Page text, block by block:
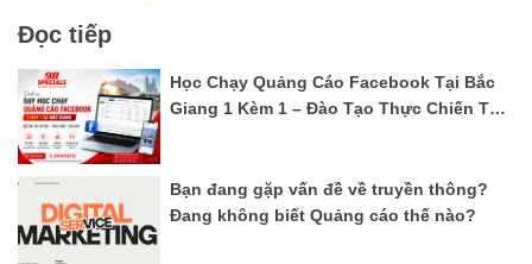
Đọc tiếp
Học Chạy Quảng Cáo Facebook Tại Bắc
Giang 1 Kèm 1 – Đào Tạo Thực Chiến Từ
Bạn đang gặp vấn đề về truyền thông?
Đang không biết Quảng cáo thế nào?